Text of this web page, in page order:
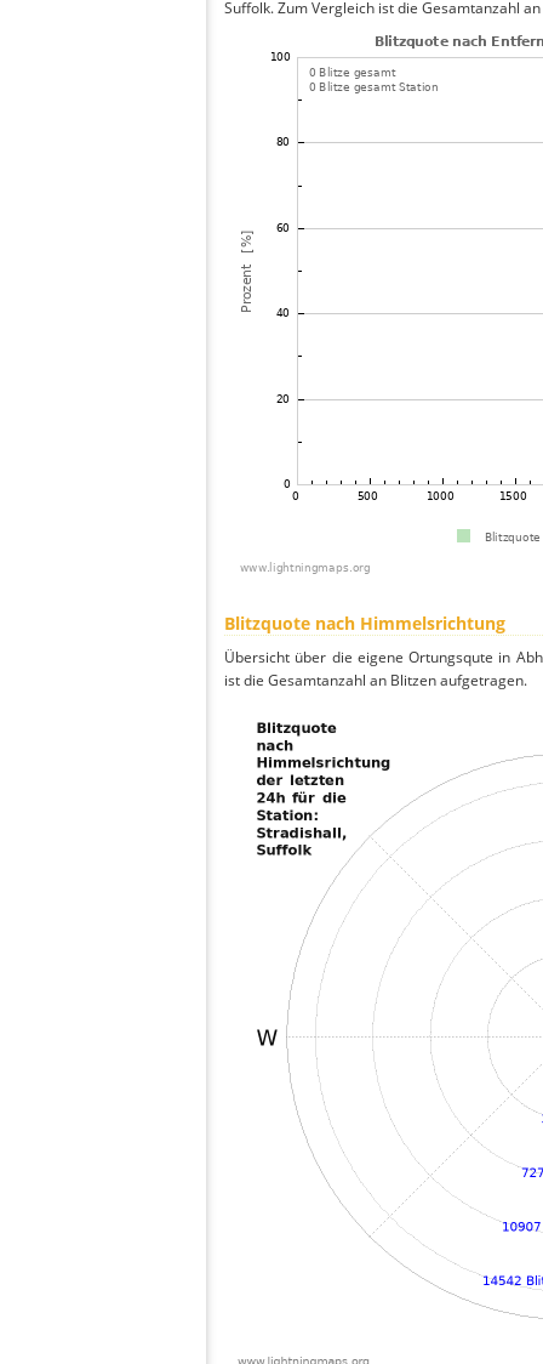
Suffolk. Zum Vergleich ist die Gesamtanzahl
Blitzquote nach Himmelsrichtung
Übersicht über die eigene Ortungsqute in
ist die Gesamtanzahl an Blitzen aufgetragen.